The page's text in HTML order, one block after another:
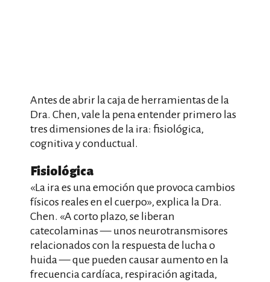
Antes de abrir la caja de herramientas de la
Dra. Chen, vale la pena entender primero las
tres dimensiones de la ira: fisiológica,
cognitiva y conductual.
Fisiológica
«La ira es una emoción que provoca cambios
físicos reales en el cuerpo», explica la Dra.
Chen. «A corto plazo, se liberan
catecolaminas — unos neurotransmisores
relacionados con la respuesta de lucha o
huida — que pueden causar aumento en la
frecuencia cardíaca, respiración agitada,